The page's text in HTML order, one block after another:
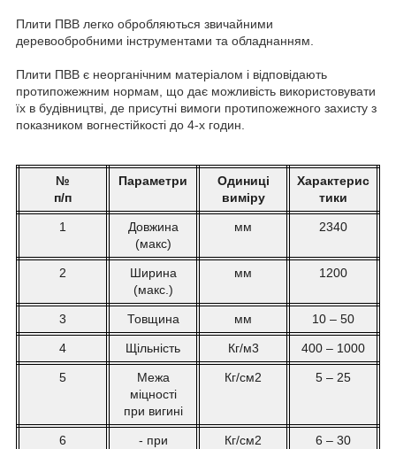
Плити ПВВ легко обробляються звичайними
деревообробними інструментами та обладнанням.
Плити ПВВ є неорганічним матеріалом і відповідають
протипожежним нормам, що дає можливість використовувати
їх в будівництві, де присутні вимоги протипожежного захисту з
показником вогнестійкості до 4-х годин.
№
п/п
Параметри
Одиниці
виміру
Характерис
тики
1
Довжина
(макс)
мм 2340
2
Ширина
(макс.)
мм 1200
3 Товщина мм 10 – 50
4 Щільність Кг/м3 400 – 1000
5
Межа
міцності
при вигині
Кг/см2 5 – 25
6
- при
Кг/см2 6 – 30